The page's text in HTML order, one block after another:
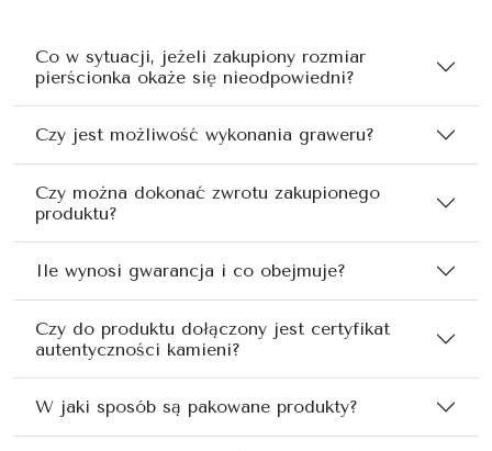
Co w sytuacji, jeżeli zakupiony rozmiar
pierścionka okaże się nieodpowiedni?
Czy jest możliwość wykonania graweru?
Czy można dokonać zwrotu zakupionego
produktu?
Ile wynosi gwarancja i co obejmuje?
Czy do produktu dołączony jest certyfikat
autentyczności kamieni?
W jaki sposób są pakowane produkty?